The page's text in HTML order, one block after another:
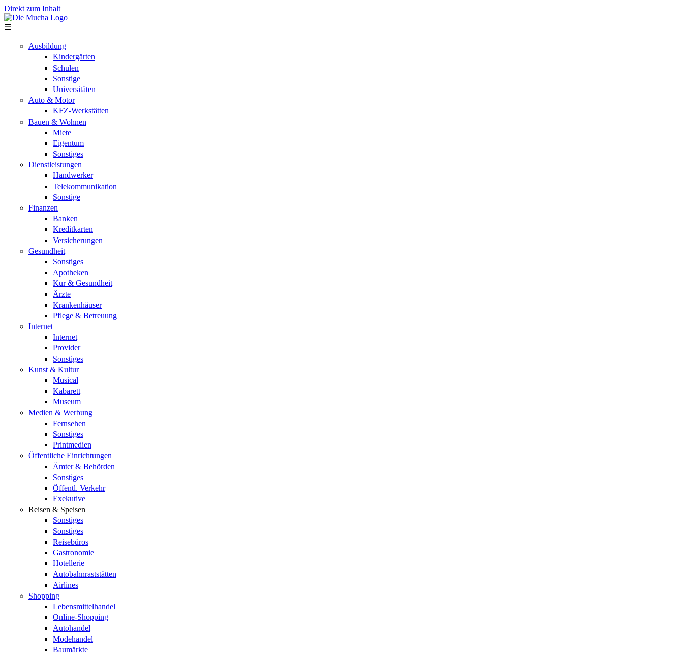
Direkt zum Inhalt
☰
Ausbildung
Kindergärten
Schulen
Sonstige
Universitäten
Auto & Motor
KFZ-Werkstätten
Bauen & Wohnen
Miete
Eigentum
Sonstiges
Dienstleistungen
Handwerker
Telekommunikation
Sonstige
Finanzen
Banken
Kreditkarten
Versicherungen
Gesundheit
Sonstiges
Apotheken
Kur & Gesundheit
Ärzte
Krankenhäuser
Pflege & Betreuung
Internet
Internet
Provider
Sonstiges
Kunst & Kultur
Musical
Kabarett
Museum
Medien & Werbung
Fernsehen
Sonstiges
Printmedien
Öffentliche Einrichtungen
Ämter & Behörden
Sonstiges
Öffentl. Verkehr
Exekutive
Reisen & Speisen
Sonstiges
Sonstiges
Reisebüros
Gastronomie
Hotellerie
Autobahnraststätten
Airlines
Shopping
Lebensmittelhandel
Online-Shopping
Autohandel
Modehandel
Baumärkte